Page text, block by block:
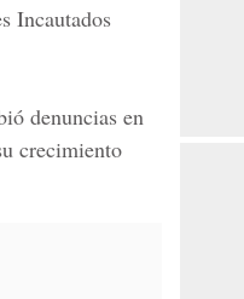
Incautados
denuncias en
crecimiento